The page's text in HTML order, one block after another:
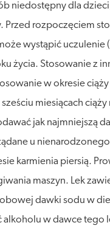
niedostępny dla
rozpoczęciem
wystąpić
życia. Stosowanie z
w okresie
miesiącach
jak najmniejszą
u
karmienia piersią.
maszyn. Lek
dawki sodu w
w dawce tego